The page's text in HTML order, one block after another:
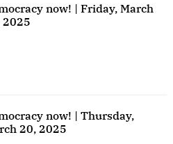
now! | Friday, March
2025
now! | Thursday,
20, 2025